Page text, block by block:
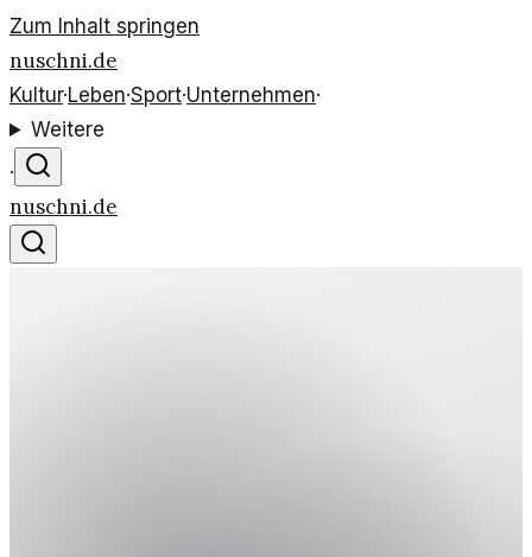
Zum Inhalt springen
nuschni.de
Kultur·Leben·Sport·Unternehmen·
Weitere
·
nuschni.de